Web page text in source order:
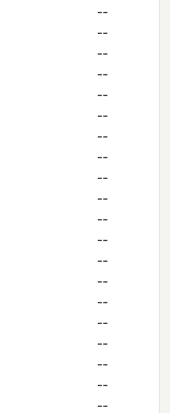
--
--
--
--
--
--
--
--
--
--
--
--
--
--
--
--
--
--
--
--